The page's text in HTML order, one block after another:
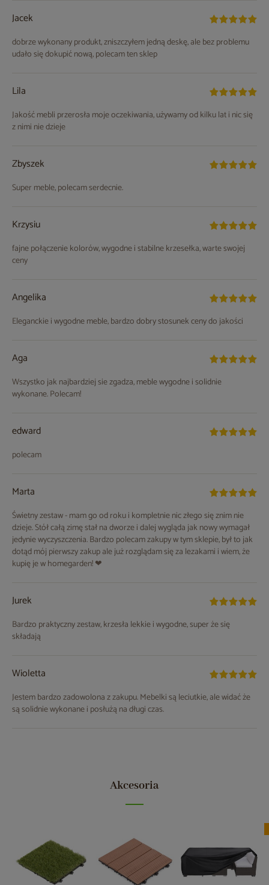
Jacek
dobrze wykonany produkt, zniszczyłem jedną deskę, ale bez problemu
udało się dokupić nową, polecam ten sklep
Lila
Jakość mebli przerosła moje oczekiwania, używamy od kilku lat i nic się
z nimi nie dzieje
Zbyszek
Super meble, polecam serdecnie.
Krzysiu
fajne połączenie kolorów, wygodne i stabilne krzesełka, warte swojej
ceny
Angelika
Eleganckie i wygodne meble, bardzo dobry stosunek ceny do jakości
Aga
Wszystko jak najbardziej sie zgadza, meble wygodne i solidnie
wykonane. Polecam!
edward
polecam
Marta
Świetny zestaw - mam go od roku i kompletnie nic złego się znim nie
dzieje. Stół całą zimę stał na dworze i dalej wygląda jak nowy wymagał
jedynie wyczyszczenia. Bardzo polecam zakupy w tym sklepie, był to jak
dotąd mój pierwszy zakup ale już rozglądam się za lezakami i wiem, że
kupię je w homegarden! ❤
Jurek
Bardzo praktyczny zestaw, krzesła lekkie i wygodne, super że się
składają
Wioletta
Jestem bardzo zadowolona z zakupu. Mebelki są leciutkie, ale widać że
są solidnie wykonane i posłużą na długi czas.
Akcesoria